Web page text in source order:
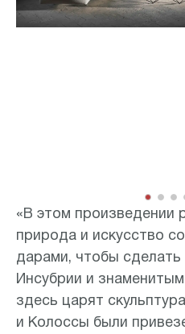
Item
1
of
6
«В этом произведении
природа и искусство
дарами, чтобы сделать
Инсубрии и
здесь царят
и Колоссы были